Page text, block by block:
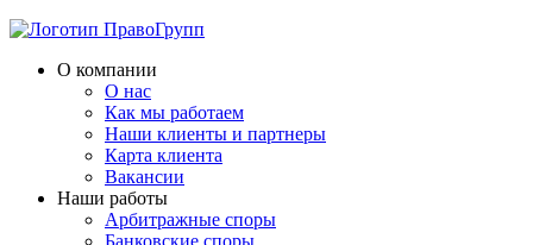
О компании
О нас
Как мы работаем
Наши клиенты и партнеры
Карта клиента
Вакансии
Наши работы
Арбитражные споры
Банковские споры